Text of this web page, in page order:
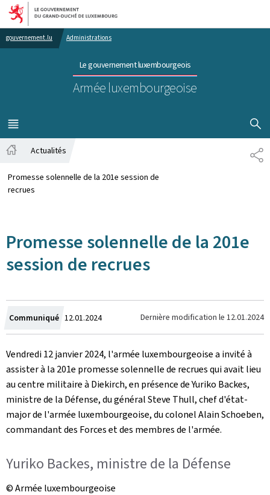
Aller au menu principal
Aller au contenu
gouvernement.lu Administrations
Le gouvernement luxembourgeois
Armée luxembourgeoise
MENU
PRINCIPAL
Actualités
Promesse solennelle de la 201e session de
recrues
Promesse solennelle de la 201e
session de recrues
Communiqué Crée
le
12.01.2024 Dernière modification le 12.01.2024
Vendredi 12 janvier 2024, l'armée luxembourgeoise a invité à
assister à la 201e promesse solennelle de recrues qui avait lieu
au centre militaire à Diekirch, en présence de Yuriko Backes,
ministre de la Défense, du général Steve Thull, chef d'état-
major de l'armée luxembourgeoise, du colonel Alain Schoeben,
commandant des Forces et des membres de l'armée.
Yuriko Backes, ministre de la Défense
© Armée luxembourgeoise